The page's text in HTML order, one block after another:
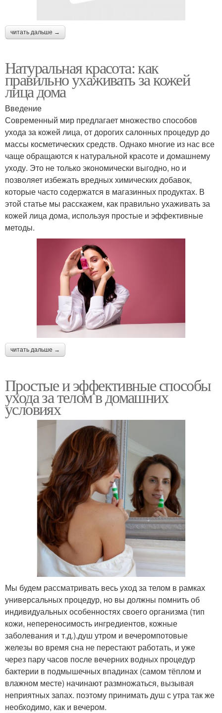
читать дальше →
Натуральная красота: как
правильно ухаживать за кожей
лица дома
Введение
Современный мир предлагает множество способов
ухода за кожей лица, от дорогих салонных процедур до
массы косметических средств. Однако многие из нас все
чаще обращаются к натуральной красоте и домашнему
уходу. Это не только экономически выгодно, но и
позволяет избежать вредных химических добавок,
которые часто содержатся в магазинных продуктах. В
этой статье мы расскажем, как правильно ухаживать за
кожей лица дома, используя простые и эффективные
методы.
читать дальше →
Простые и эффективные способы
ухода за телом в домашних
условиях
Мы будем рассматривать весь уход за телом в рамках
универсальных процедур, но вы должны помнить об
индивидуальных особенностях своего организма (тип
кожи, непереносимость ингредиентов, кожные
заболевания и т.д.).душ утром и вечеромпотовые
железы во время сна не перестают работать, и уже
через пару часов после вечерних водных процедур
бактерии в подмышечных впадинах (самом тёплом и
влажном месте) начинают размножаться, вызывая
неприятных запах. поэтому принимать душ с утра так же
необходимо, как и вечером.